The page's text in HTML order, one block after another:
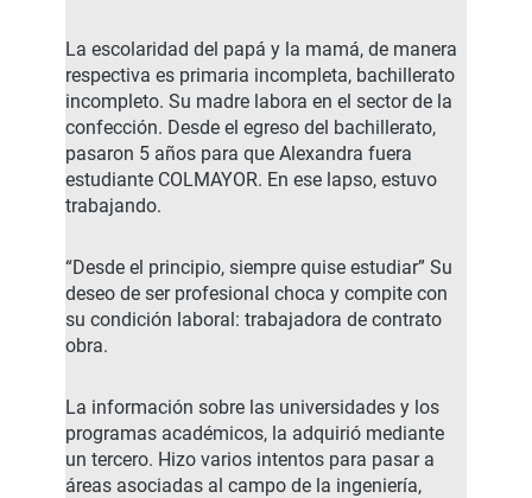
La escolaridad del papá y la mamá, de manera
respectiva es primaria incompleta, bachillerato
incompleto. Su madre labora en el sector de la
confección. Desde el egreso del bachillerato,
pasaron 5 años para que Alexandra fuera
estudiante COLMAYOR. En ese lapso, estuvo
trabajando.
“Desde el principio, siempre quise estudiar” Su
deseo de ser profesional choca y compite con
su condición laboral: trabajadora de contrato
obra.
La información sobre las universidades y los
programas académicos, la adquirió mediante
un tercero. Hizo varios intentos para pasar a
áreas asociadas al campo de la ingeniería,